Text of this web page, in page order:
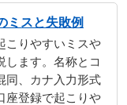
ミスと失敗例
こりやすいミスや
します。名称とコ
同、カナ入力形式
座登録で起こりや